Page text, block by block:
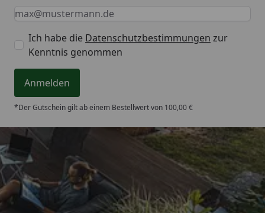
Keine Eingabe erforderlich
Eingabe erforderlich
E-Mail *
Ich habe die Datenschutzbestimmungen zur
Kenntnis genommen
Anmelden
*Der Gutschein gilt ab einem Bestellwert von 100,00 €
Trusted Shops
4,65/ 5